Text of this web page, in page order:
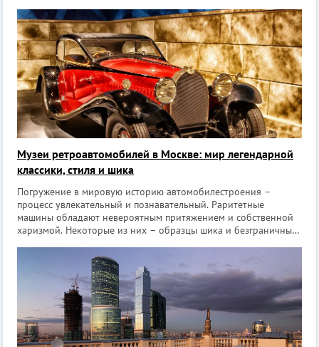
новых людей. Английские пабы в
Музеи ретроавтомобилей в Москве: мир легендарной
классики, стиля и шика
Погружение в мировую историю автомобилестроения –
процесс увлекательный и познавательный. Раритетные
машины обладают невероятным притяжением и собственной
харизмой. Некоторые из них – образцы шика и безграничных
подвигах и войнах, третьи – при